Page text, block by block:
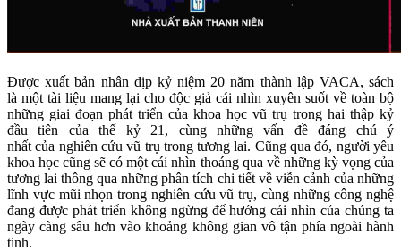
Được xuất bản nhân dịp kỷ niệm 20 năm thành lập VACA, sách
là một tài liệu mang lại cho độc giả cái nhìn xuyên suốt về toàn bộ
những giai đoạn phát triển của khoa học vũ trụ trong hai thập kỷ
đầu tiên của thế kỷ 21, cùng những vấn đề đáng chú ý
nhất của nghiên cứu vũ trụ trong tương lai. Cũng qua đó, người yêu
khoa học cũng sẽ có một cái nhìn thoáng qua về những kỳ vọng của
tương lai thông qua những phân tích chi tiết về viễn cảnh của những
lĩnh vực mũi nhọn trong nghiên cứu vũ trụ, cùng những công nghệ
đang được phát triển không ngừng để hướng cái nhìn của chúng ta
ngày càng sâu hơn vào khoảng không gian vô tận phía ngoài hành
tinh.